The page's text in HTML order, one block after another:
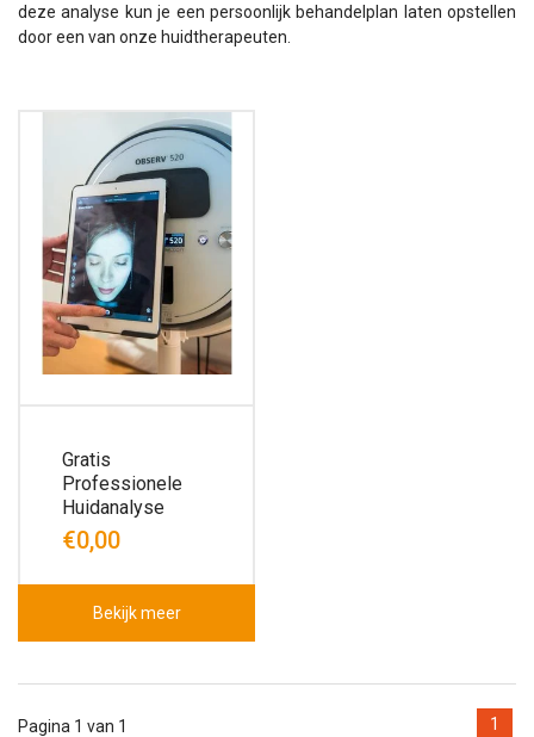
deze analyse kun je een persoonlijk behandelplan laten opstellen
door een van onze huidtherapeuten.
Gratis
Professionele
Huidanalyse
€0,00
Bekijk meer
Pagina 1 van 1 1